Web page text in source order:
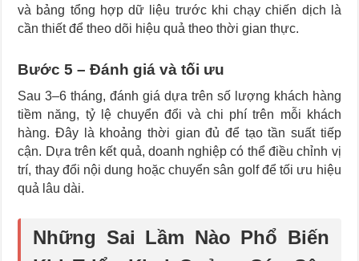
và bảng tổng hợp dữ liệu trước khi chạy chiến dịch là
cần thiết để theo dõi hiệu quả theo thời gian thực.
Bước 5 – Đánh giá và tối ưu
Sau 3–6 tháng, đánh giá dựa trên số lượng khách hàng
tiềm năng, tỷ lệ chuyển đổi và chi phí trên mỗi khách
hàng. Đây là khoảng thời gian đủ để tạo tần suất tiếp
cận. Dựa trên kết quả, doanh nghiệp có thể điều chỉnh vị
trí, thay đổi nội dung hoặc chuyển sân golf để tối ưu hiệu
quả lâu dài.
Những Sai Lầm Nào Phổ Biến